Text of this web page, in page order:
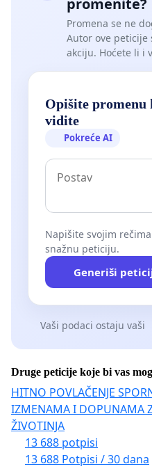
promenite?
Promena se ne
Autor ove peticije
akciju. Hoćete li i
Opišite promenu
vidite
Pokreće AI
Napišite svojim
snažnu peticiju.
Generiši
Vaši podaci ostaju vaši
Druge peticije koje bi vas
HITNO POVLAČENJE
IZMENAMA I DOPUNAMA
ŽIVOTINJA
13 688 potpisi
13 688 Potpisi / 30 dana